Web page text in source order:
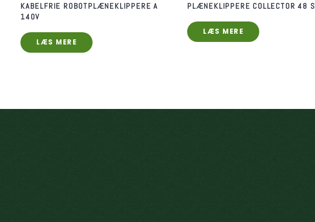
KABELFRIE ROBOTPLÆNEKLIPPERE A
140V
LÆS MERE
PLÆNEKLIPPERE COLLECTOR 48 S
LÆS MERE